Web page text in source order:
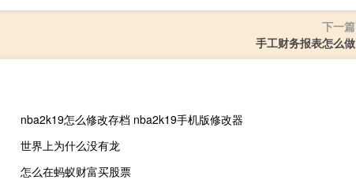
下一篇
手工财务报表怎么做
nba2k19怎么修改存档 nba2k19手机版修改器
世界上为什么没有龙
怎么在蚂蚁财富买股票